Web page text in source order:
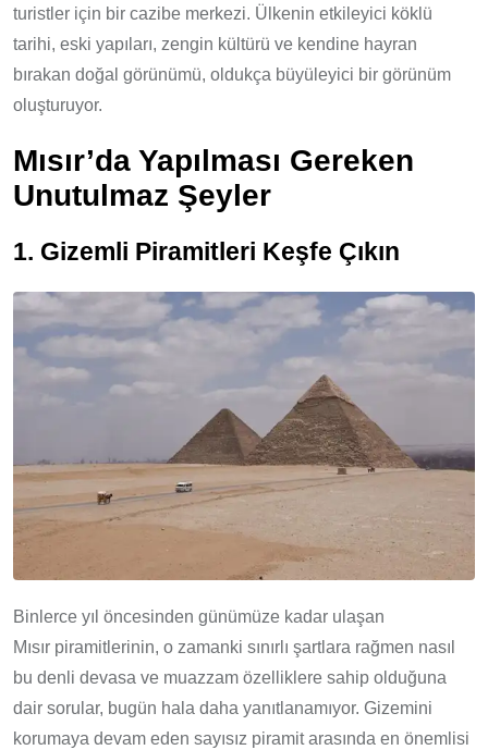
turistler için bir cazibe merkezi. Ülkenin etkileyici köklü
tarihi, eski yapıları, zengin kültürü ve kendine hayran
bırakan doğal görünümü, oldukça büyüleyici bir görünüm
oluşturuyor.
Mısır’da Yapılması Gereken
Unutulmaz Şeyler
1. Gizemli Piramitleri Keşfe Çıkın
Binlerce yıl öncesinden günümüze kadar ulaşan
Mısır piramitlerinin, o zamanki sınırlı şartlara rağmen nasıl
bu denli devasa ve muazzam özelliklere sahip olduğuna
dair sorular, bugün hala daha yanıtlanamıyor. Gizemini
korumaya devam eden sayısız piramit arasında en önemlisi